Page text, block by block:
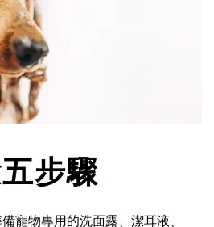
步驟
備寵物專用的洗面露、潔耳液、